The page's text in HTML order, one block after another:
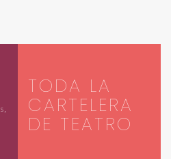
TODA LA
CARTELERA
DE TEATRO